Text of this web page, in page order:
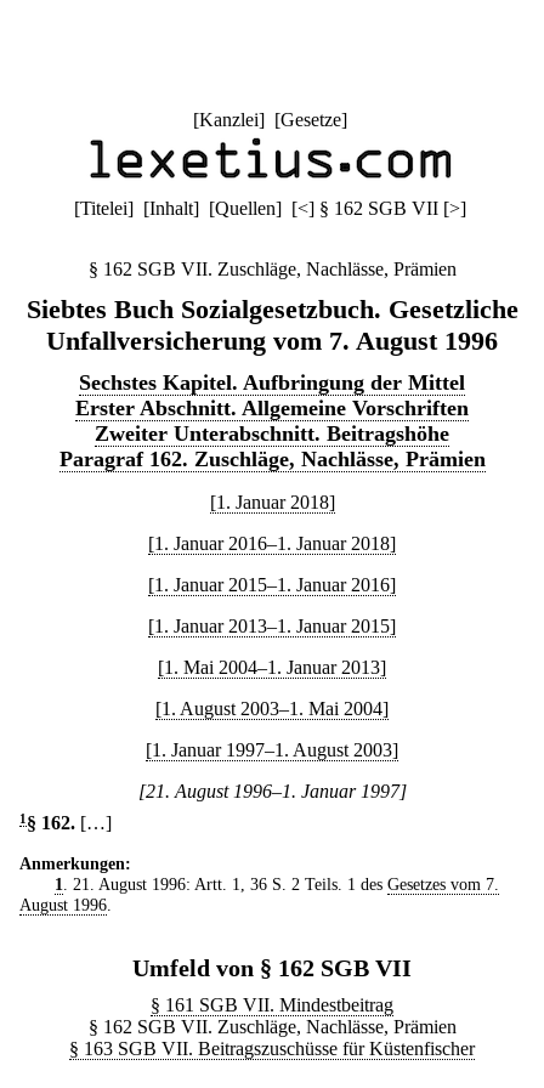
[Kanzlei] [Gesetze]
[Titelei] [Inhalt] [Quellen] [<] § 162 SGB VII [>]
§ 162 SGB VII. Zuschläge, Nachlässe, Prämien
Siebtes Buch Sozialgesetzbuch. Gesetzliche
Unfallversicherung vom 7. August 1996
Sechstes Kapitel. Aufbringung der Mittel
Erster Abschnitt. Allgemeine Vorschriften
Zweiter Unterabschnitt. Beitragshöhe
Paragraf 162. Zuschläge, Nachlässe, Prämien
[1. Januar 2018]
[1. Januar 2016–1. Januar 2018]
[1. Januar 2015–1. Januar 2016]
[1. Januar 2013–1. Januar 2015]
[1. Mai 2004–1. Januar 2013]
[1. August 2003–1. Mai 2004]
[1. Januar 1997–1. August 2003]
[21. August 1996–1. Januar 1997]
1 § 162. […]
Anmerkungen:
1
. 21. August 1996: Artt. 1, 36 S. 2 Teils. 1 des Gesetzes vom 7.
August 1996
Umfeld von § 162 SGB VII
§ 161 SGB VII. Mindestbeitrag
§ 162 SGB VII. Zuschläge, Nachlässe, Prämien
§ 163 SGB VII. Beitragszuschüsse für Küstenfischer